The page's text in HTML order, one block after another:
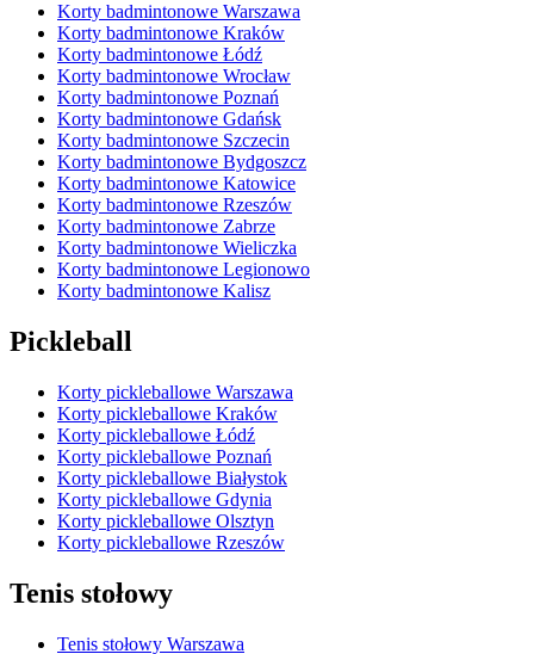
Korty badmintonowe Warszawa
Korty badmintonowe Kraków
Korty badmintonowe Łódź
Korty badmintonowe Wrocław
Korty badmintonowe Poznań
Korty badmintonowe Gdańsk
Korty badmintonowe Szczecin
Korty badmintonowe Bydgoszcz
Korty badmintonowe Katowice
Korty badmintonowe Rzeszów
Korty badmintonowe Zabrze
Korty badmintonowe Wieliczka
Korty badmintonowe Legionowo
Korty badmintonowe Kalisz
Pickleball
Korty pickleballowe Warszawa
Korty pickleballowe Kraków
Korty pickleballowe Łódź
Korty pickleballowe Poznań
Korty pickleballowe Białystok
Korty pickleballowe Gdynia
Korty pickleballowe Olsztyn
Korty pickleballowe Rzeszów
Tenis stołowy
Tenis stołowy Warszawa